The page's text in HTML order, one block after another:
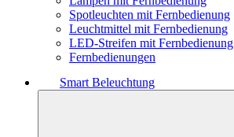
Spotleuchten mit Fernbedienung
Leuchtmittel mit Fernbedienung
LED-Streifen mit Fernbedienung
Fernbedienungen
Smart Beleuchtung